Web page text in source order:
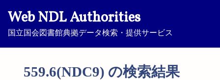
Web NDL Authorities
国立国会図書館典拠データ検索・提供サービス
559.6(NDC9) の検索結果